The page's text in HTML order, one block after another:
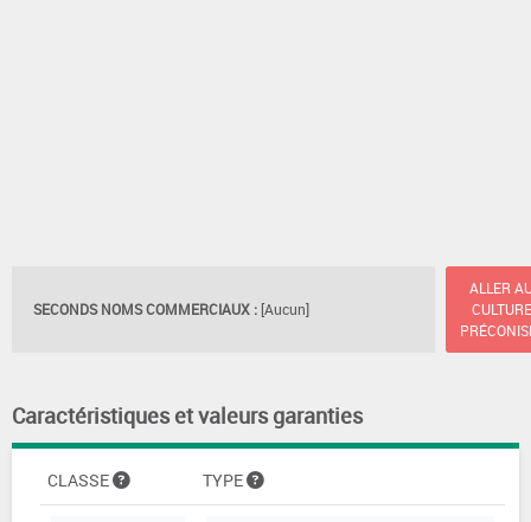
SECONDS NOMS COMMERCIAUX : [Aucun]
ALLER
Caractéristiques et valeurs garanties
CLASSE TYPE